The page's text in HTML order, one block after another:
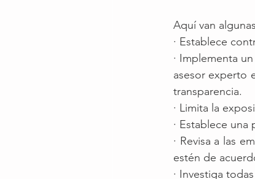
Aquí van
· Establece
· Implementa
asesor experto
transparencia.
· Limita la
· Establece
· Revisa a las
estén de
· Investiga